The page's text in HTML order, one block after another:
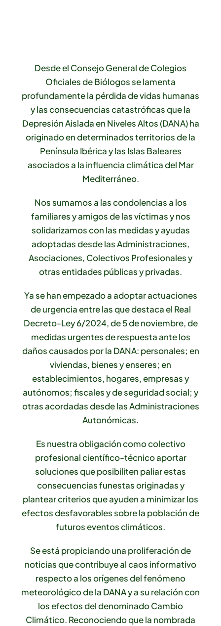
Desde el Consejo General de Colegios
Oficiales de Biólogos se lamenta
profundamente la pérdida de vidas humanas
y las consecuencias catastróficas que la
Depresión Aislada en Niveles Altos (DANA) ha
originado en determinados territorios de la
Península Ibérica y las Islas Baleares
asociados a la influencia climática del Mar
Mediterráneo.
Nos sumamos a las condolencias a los
familiares y amigos de las víctimas y nos
solidarizamos con las medidas y ayudas
adoptadas desde las Administraciones,
Asociaciones, Colectivos Profesionales y
otras entidades públicas y privadas.
Ya se han empezado a adoptar actuaciones
de urgencia entre las que destaca el Real
Decreto-Ley 6/2024, de 5 de noviembre, de
medidas urgentes de respuesta ante los
daños causados por la DANA: personales; en
viviendas, bienes y enseres; en
establecimientos, hogares, empresas y
autónomos; fiscales y de seguridad social; y
otras acordadas desde las Administraciones
Autonómicas.
Es nuestra obligación como colectivo
profesional científico-técnico aportar
soluciones que posibiliten paliar estas
consecuencias funestas originadas y
plantear criterios que ayuden a minimizar los
efectos desfavorables sobre la población de
futuros eventos climáticos.
Se está propiciando una proliferación de
noticias que contribuye al caos informativo
respecto a los orígenes del fenómeno
meteorológico de la DANA y a su relación con
los efectos del denominado Cambio
Climático. Reconociendo que la nombrada